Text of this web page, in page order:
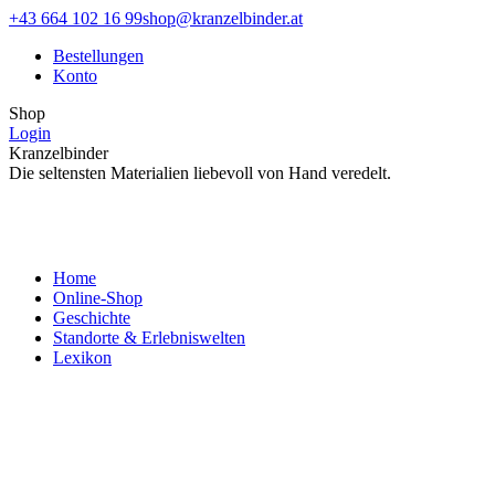
Zum
springen
Facebook
opens
window
Instagram
opens
window
+43 664 102 16 99shop@kranzelbinder.at
Bestellungen
Konto
Shop
Login
Kranzelbinder
Die seltensten Materialien liebevoll von Hand veredelt.
Home
Online-Shop
Geschichte
Standorte & Erlebniswelten
Lexikon